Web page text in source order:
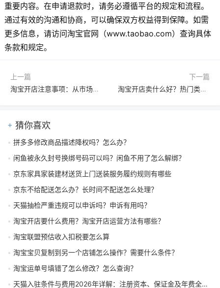
重要内容。在申请退款时，请务必遵循平台的规定和流程。
通过有效的沟通和协商，可以确保双方权益得到保障。如需
更多信息，请访问淘宝官网（www.taobao.com）查询具体
条款和规定。
上一篇
淘宝开店注意事项：从市场调研到风险管理，7大关键步骤助你成功经营
下一篇
淘宝开店卖什么好？热门类目分析与选品策略全解析
猜你喜欢
拼多多修改商品描述降权吗？怎么办？
闲鱼被永久封号换绑号码可以吗？闲鱼不用了怎么解绑？
京东家具家装建材送货上门送装服务履约规则有哪些
京东不给配送怎么办？长时间不配送怎么处理？
天猫抽检严重违规可以申诉吗？申诉有用吗？
淘宝开店要什么费用？淘宝开店运营方法有哪些？
淘宝联盟预估收入扣税要怎么算
淘宝宝贝复制到另一个店铺怎么操作？需要什么条件？
淘宝运单号填错了怎么修改？怎么查询？
天猫入驻条件与费用2026年详解：注册资本、保证金及年费全解析